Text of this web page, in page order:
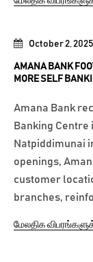
October 2, 2025
AMANA BANK
MORE SELF
Amana Bank
Banking Centre
Natpiddimunai
openings,
customer
branches,
மேலதிக